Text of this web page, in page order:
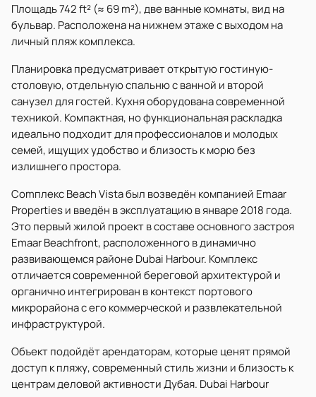
Площадь 742 ft² (≈ 69 m²), две ванные комнаты, вид на
бульвар. Расположена на нижнем этаже с выходом на
личный пляж комплекса.
Планировка предусматривает открытую гостиную-
столовую, отдельную спальню с ванной и второй
санузел для гостей. Кухня оборудована современной
техникой. Компактная, но функциональная раскладка
идеально подходит для профессионалов и молодых
семей, ищущих удобство и близость к морю без
излишнего простора.
Comплекс Beach Vista был возведён компанией Emaar
Properties и введён в эксплуатацию в январе 2018 года.
Это первый жилой проект в составе основного застроя
Emaar Beachfront, расположенного в динамично
развивающемся районе Dubai Harbour. Комплекс
отличается современной береговой архитектурой и
органично интегрирован в контекст портового
микрорайона с его коммерческой и развлекательной
инфраструктурой.
Объект подойдёт арендаторам, которые ценят прямой
доступ к пляжу, современный стиль жизни и близость к
центрам деловой активности Дубая. Dubai Harbour